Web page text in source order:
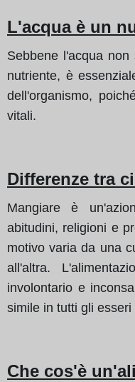
L'acqua è un
Sebbene l'acqua
nutriente, è
dell'organismo,
vitali.
Differenze tra
Mangiare è
abitudini, religioni e
motivo varia da una
all'altra.
involontario e
simile in tutti gli esseri
Che cos'è